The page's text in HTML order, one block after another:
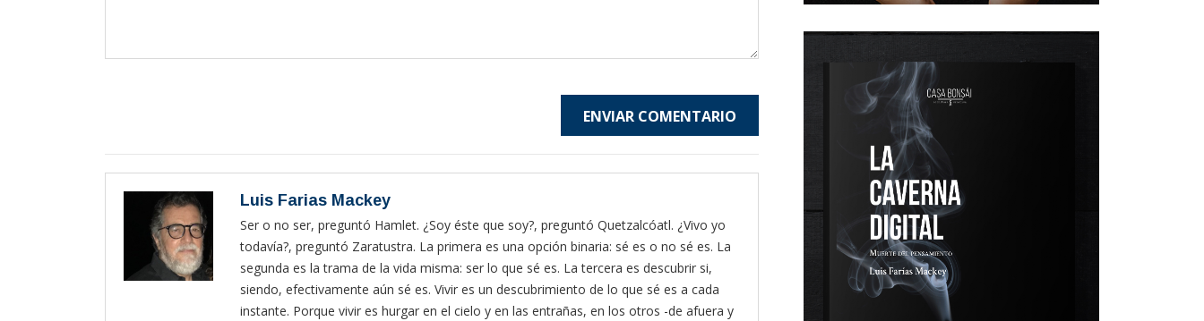
ENVIAR COMENTARIO
Luis Farias Mackey
Ser o no ser, preguntó Hamlet. ¿Soy éste que soy?, preguntó Quetzalcóatl. ¿Vivo yo
todavía?, preguntó Zaratustra. La primera es una opción binaria: sé es o no sé es. La
segunda es la trama de la vida misma: ser lo que sé es. La tercera es descubrir si,
siendo, efectivamente aún sé es. Vivir es un descubrimiento de lo que sé es a cada
instante. Porque vivir es hurgar en el cielo y en las entrañas, en los otros -de afuera y